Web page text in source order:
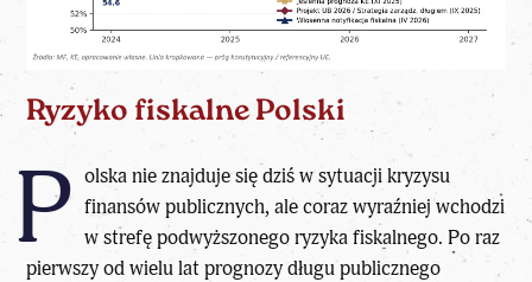
Ryzyko fiskalne Polski
P olska nie znajduje się dziś w sytuacji kryzysu
finansów publicznych, ale coraz wyraźniej wchodzi
w strefę podwyższonego ryzyka fiskalnego. Po raz
pierwszy od wielu lat prognozy długu publicznego